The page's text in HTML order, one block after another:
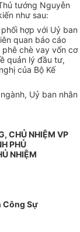
tướng Nguyễn
như sau:
hợp với Uỷ ban
quan báo cáo
chè vay vốn cơ
quản lý đầu tư,
của Bộ Kế
Uỷ ban nhân
CHỦ NHIỆM VP
PHỦ
NHIỆM
Công Sự